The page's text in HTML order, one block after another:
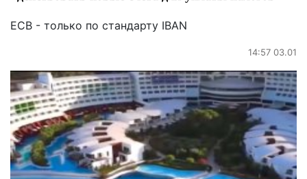
ЕСВ - только по стандарту IBAN
14:57 03.01